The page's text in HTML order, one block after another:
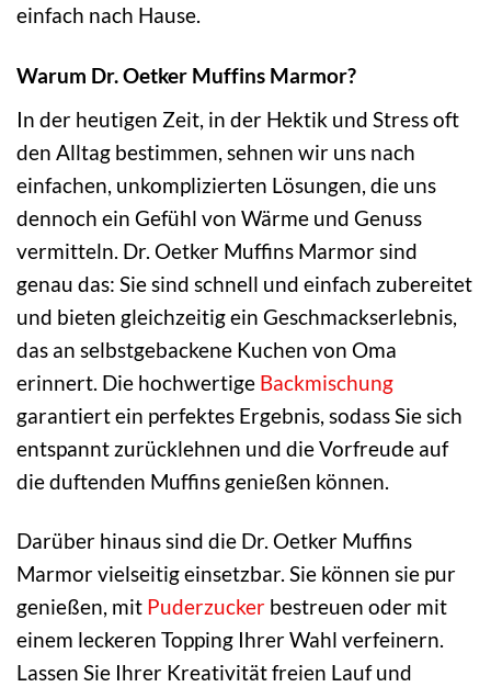
einfach nach Hause.
Warum Dr. Oetker Muffins Marmor?
In der heutigen Zeit, in der Hektik und Stress oft
den Alltag bestimmen, sehnen wir uns nach
einfachen, unkomplizierten Lösungen, die uns
dennoch ein Gefühl von Wärme und Genuss
vermitteln. Dr. Oetker Muffins Marmor sind
genau das: Sie sind schnell und einfach zubereitet
und bieten gleichzeitig ein Geschmackserlebnis,
das an selbstgebackene Kuchen von Oma
erinnert. Die hochwertige Backmischung
garantiert ein perfektes Ergebnis, sodass Sie sich
entspannt zurücklehnen und die Vorfreude auf
die duftenden Muffins genießen können.
Darüber hinaus sind die Dr. Oetker Muffins
Marmor vielseitig einsetzbar. Sie können sie pur
genießen, mit Puderzucker bestreuen oder mit
einem leckeren Topping Ihrer Wahl verfeinern.
Lassen Sie Ihrer Kreativität freien Lauf und